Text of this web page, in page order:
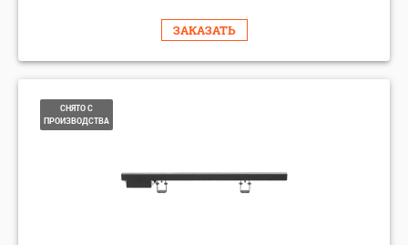
ЗАКАЗАТЬ
СНЯТО С
ПРОИЗВОДСТВА